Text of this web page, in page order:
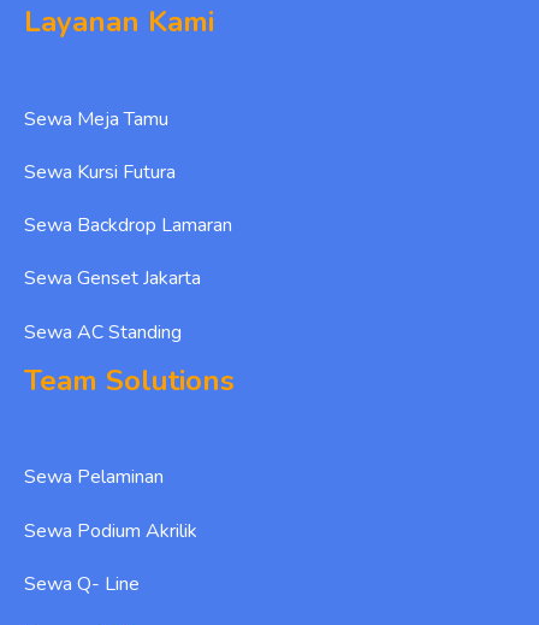
Layanan Kami
Sewa Meja Tamu
Sewa Kursi Futura
Sewa Backdrop Lamaran
Sewa Genset Jakarta
Sewa AC Standing
Team Solutions
Sewa Pelaminan
Sewa Podium Akrilik
Sewa Q- Line